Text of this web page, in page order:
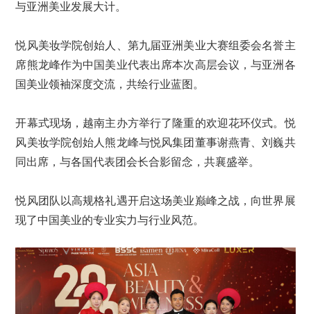
与亚洲美业发展大计。
悦风美妆学院创始人、第九届亚洲美业大赛组委会名誉主
席熊龙峰作为中国美业代表出席本次高层会议，与亚洲各
国美业领袖深度交流，共绘行业蓝图。
开幕式现场，越南主办方举行了隆重的欢迎花环仪式。悦
风美妆学院创始人熊龙峰与悦风集团董事谢燕青、刘巍共
同出席，与各国代表团会长合影留念，共襄盛举。
悦风团队以高规格礼遇开启这场美业巅峰之战，向世界展
现了中国美业的专业实力与行业风范。